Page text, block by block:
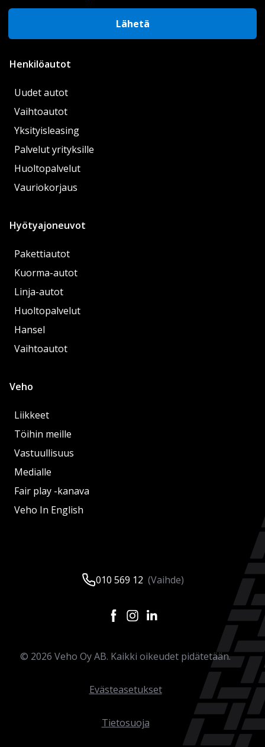
Lähetä
Henkilöautot
Uudet autot
Vaihtoautot
Yksityisleasing
Palvelut yrityksille
Huoltopalvelut
Vauriokorjaus
Hyötyajoneuvot
Pakettiautot
Kuorma-autot
Linja-autot
Huoltopalvelut
Hansel
Vaihtoautot
Veho
Liikkeet
Töihin meille
Vastuullisuus
Medialle
Fair play -kanava
Veho In English
010 569 12 (Vaihde)
© 2026 Veho Oy AB. Kaikki oikeudet pidätetään.
Evästeasetukset
Tietosuoja